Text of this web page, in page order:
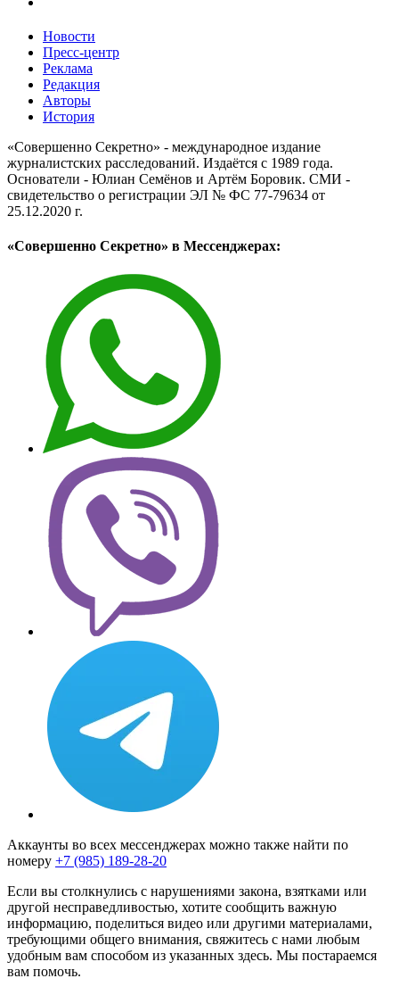
Новости
Пресс-центр
Реклама
Редакция
Авторы
История
«Совершенно Секретно» - международное издание
журналистских расследований. Издаётся с 1989 года.
Основатели - Юлиан Семёнов и Артём Боровик. CМИ -
свидетельство о регистрации ЭЛ № ФС 77-79634 от
25.12.2020 г.
«Совершенно Секретно» в Мессенджерах:
Аккаунты во всех мессенджерах можно также найти по
номеру +7 (985) 189-28-20
Если вы столкнулись с нарушениями закона, взятками или
другой несправедливостью, хотите сообщить важную
информацию, поделиться видео или другими материалами,
требующими общего внимания, свяжитесь с нами любым
удобным вам способом из указанных здесь. Мы постараемся
вам помочь.